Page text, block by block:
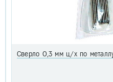
Сверло 0,3 мм ц/х по